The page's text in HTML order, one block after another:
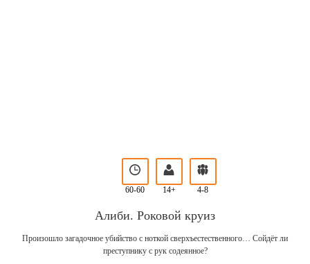
60-60 14+ 4-8
Алиби. Роковой круиз
Произошло загадочное убийство с ноткой сверхъестественного… Сойдёт ли
преступнику с рук содеянное?